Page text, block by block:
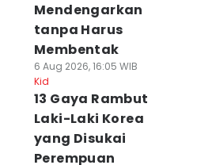
Mendengarkan
tanpa Harus
Membentak
6 Aug 2026, 16:05 WIB
Kid
13 Gaya Rambut
Laki-Laki Korea
yang Disukai
Perempuan